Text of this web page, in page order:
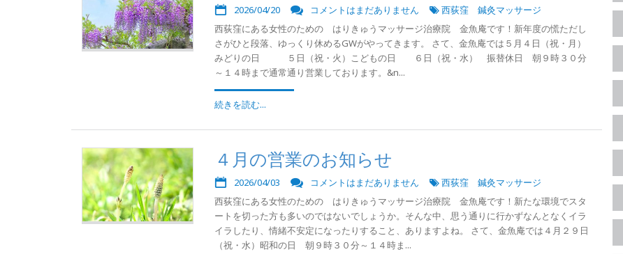
2026/04/20 コメントはまだありません
西荻窪 鍼灸マッサージ
西荻窪にある女性のための はりきゅうマッサージ治療院 金魚庵です！新年度の慌ただし
さがひと段落、ゆっくり休めるGWがやってきます。 さて、金魚庵では５月４日（祝・月）
みどりの日 ５日（祝・火）こどもの日 ６日（祝・水） 振替休日 朝９時３０分
～１４時まで通常通り営業しております。&n...
続きを読む...
４月の営業のお知らせ
2026/04/03 コメントはまだありません
西荻窪 鍼灸マッサージ
西荻窪にある女性のための はりきゅうマッサージ治療院 金魚庵です！新たな環境でスタ
ートを切った方も多いのではないでしょうか。そんな中、思う通りに行かずなんとなくイラ
イラしたり、情緒不安定になったりすること、ありますよね。 さて、金魚庵では４月２９日
（祝・水）昭和の日 朝９時３０分～１４時ま...